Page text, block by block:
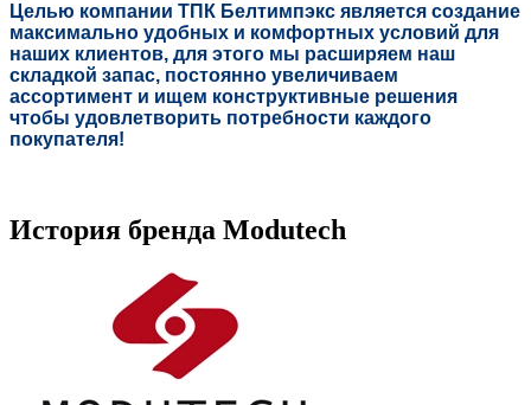
Целью компании ТПК Белтимпэкс является создание
максимально удобных и комфортных условий для
наших клиентов, для этого мы расширяем наш
складкой запас, постоянно увеличиваем
ассортимент и ищем конструктивные решения
чтобы удовлетворить потребности каждого
покупателя!
История бренда Modutech